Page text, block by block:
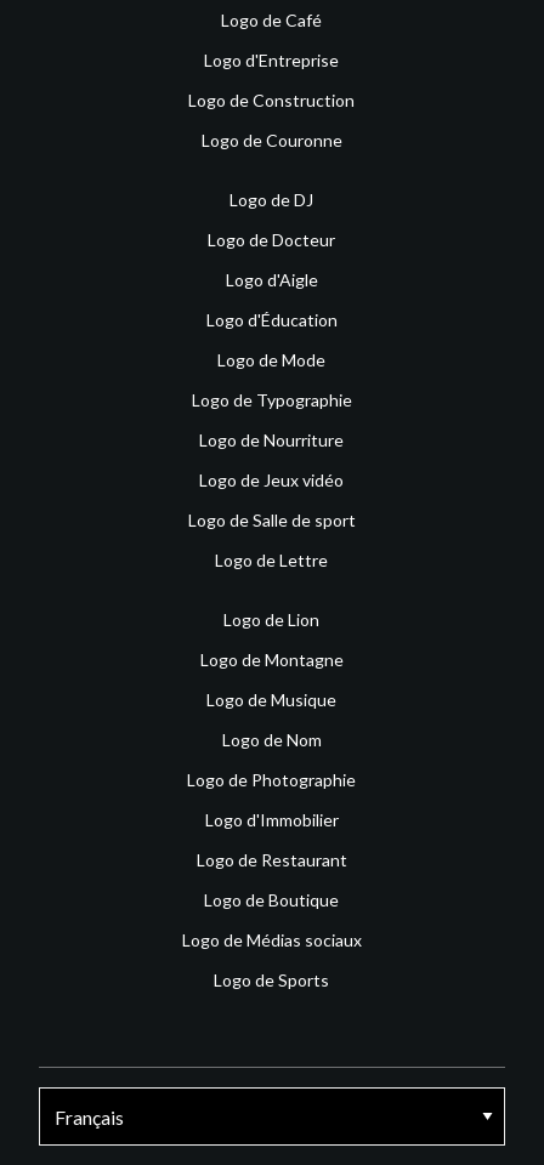
Logo de Café
Logo d'Entreprise
Logo de Construction
Logo de Couronne
Logo de DJ
Logo de Docteur
Logo d'Aigle
Logo d'Éducation
Logo de Mode
Logo de Typographie
Logo de Nourriture
Logo de Jeux vidéo
Logo de Salle de sport
Logo de Lettre
Logo de Lion
Logo de Montagne
Logo de Musique
Logo de Nom
Logo de Photographie
Logo d'Immobilier
Logo de Restaurant
Logo de Boutique
Logo de Médias sociaux
Logo de Sports